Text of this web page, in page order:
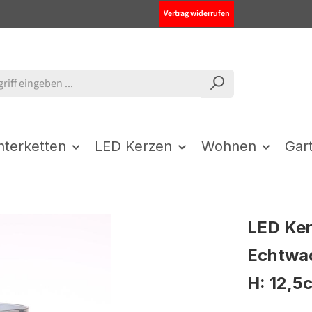
Vertrag widerrufen
LED Kerzen Wohnen
LED
H: